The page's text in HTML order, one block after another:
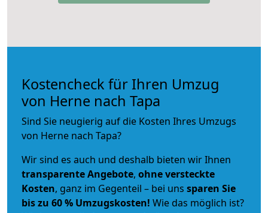
Kostencheck für Ihren Umzug
von Herne nach Tapa
Sind Sie neugierig auf die Kosten Ihres Umzugs
von Herne nach Tapa?
Wir sind es auch und deshalb bieten wir Ihnen
transparente Angebote, ohne versteckte
Kosten, ganz im Gegenteil – bei uns sparen Sie
bis zu 60 % Umzugskosten! Wie das möglich ist?